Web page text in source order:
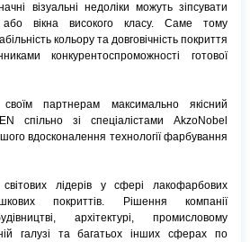
візуальні недоліки можуть зіпсувати
вікна високого класу. Саме тому
кольору та довговічність покриття
конкурентоспроможності готової
партнерам максимально якісний
спільно зі спеціалістами AkzoNobel
вдосконалення технології фарбування
лідерів у сфері лакофарбових
покриттів. Рішення компанії
архітектурі, промисловому
галузі та багатьох інших сферах по